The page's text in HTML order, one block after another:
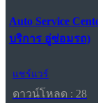
Auto Service
บริการ อู่ซ่อมรถ)
แชร์แวร์
ดาวน์โหลด : 28